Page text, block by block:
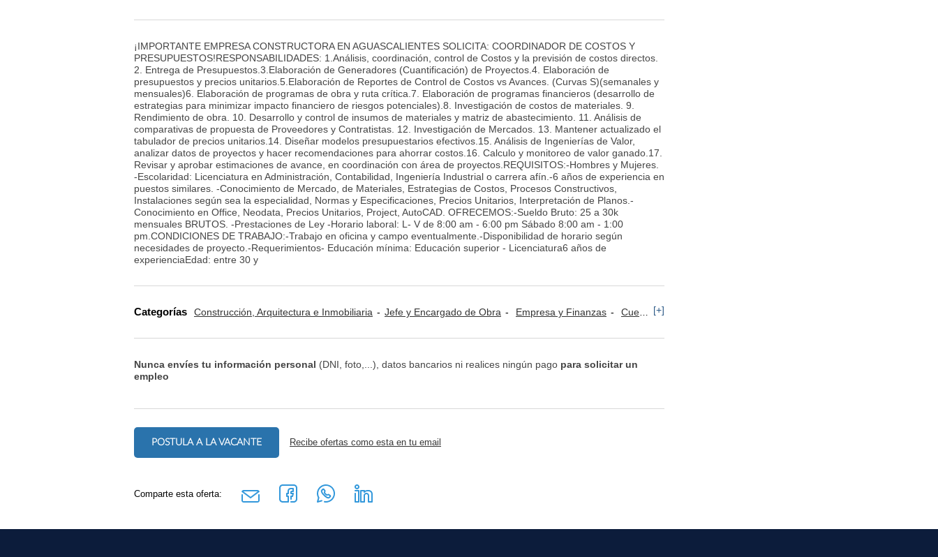
¡IMPORTANTE EMPRESA CONSTRUCTORA EN AGUASCALIENTES SOLICITA: COORDINADOR DE COSTOS Y
PRESUPUESTOS!RESPONSABILIDADES: 1.Análisis, coordinación, control de Costos y la previsión de costos directos.
2. Entrega de Presupuestos.3.Elaboración de Generadores (Cuantificación) de Proyectos.4. Elaboración de
presupuestos y precios unitarios.5.Elaboración de Reportes de Control de Costos vs Avances. (Curvas S)(semanales y
mensuales)6. Elaboración de programas de obra y ruta crítica.7. Elaboración de programas financieros (desarrollo de
estrategias para minimizar impacto financiero de riesgos potenciales).8. Investigación de costos de materiales. 9.
Rendimiento de obra. 10. Desarrollo y control de insumos de materiales y matriz de abastecimiento. 11. Análisis de
comparativas de propuesta de Proveedores y Contratistas. 12. Investigación de Mercados. 13. Mantener actualizado el
tabulador de precios unitarios.14. Diseñar modelos presupuestarios efectivos.15. Análisis de Ingenierías de Valor,
analizar datos de proyectos y hacer recomendaciones para ahorrar costos.16. Calculo y monitoreo de valor ganado.17.
Revisar y aprobar estimaciones de avance, en coordinación con área de proyectos.REQUISITOS:-Hombres y Mujeres.
-Escolaridad: Licenciatura en Administración, Contabilidad, Ingeniería Industrial o carrera afín.-6 años de experiencia en
puestos similares. -Conocimiento de Mercado, de Materiales, Estrategias de Costos, Procesos Constructivos,
Instalaciones según sea la especialidad, Normas y Especificaciones, Precios Unitarios, Interpretación de Planos.-
Conocimiento en Office, Neodata, Precios Unitarios, Project, AutoCAD. OFRECEMOS:-Sueldo Bruto: 25 a 30k
mensuales BRUTOS. -Prestaciones de Ley -Horario laboral: L- V de 8:00 am - 6:00 pm Sábado 8:00 am - 1:00
pm.CONDICIONES DE TRABAJO:-Trabajo en oficina y campo eventualmente.-Disponibilidad de horario según
necesidades de proyecto.-Requerimientos- Educación mínima: Educación superior - Licenciatura6 años de
experienciaEdad: entre 30 y
Categorías Construcción, Arquitectura e Inmobiliaria Jefe y Encargado de Obra Empresa y Finanzas Cuentas por Pagar [+]
Nunca envíes tu información personal (DNI, foto,...), datos bancarios ni realices ningún pago para solicitar un
empleo
POSTULA A LA VACANTE Recibe ofertas como esta en tu email
Comparte esta oferta: